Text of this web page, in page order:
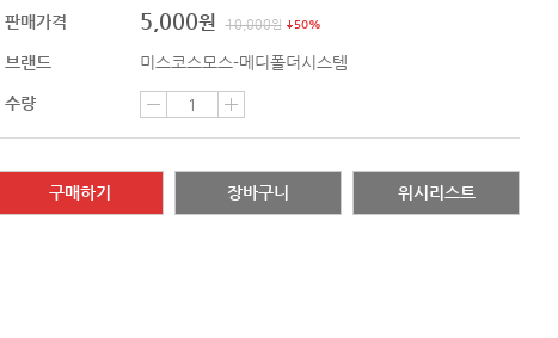
판매가격 5,000원 10,000원 50%
브랜드 미스코스모스-메디폴더시스템
수량
구매하기 장바구니 위시리스트